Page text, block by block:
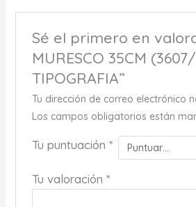
Sé el primero en
MURESCO 35CM
TIPOGRAFIA”
Tu dirección de correo electrónico
Los campos obligatorios están
Tu puntuación *
Tu valoración *